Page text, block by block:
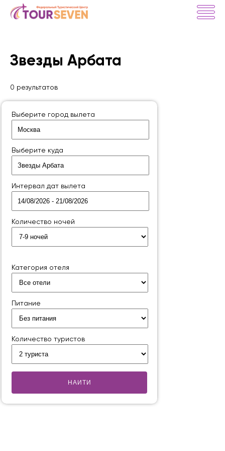
Звезды Арбата
0 результатов
Выберите город вылета
Выберите куда
Интервал дат вылета
Количество ночей
Категория отеля
Питание
Количество туристов
НАИТИ